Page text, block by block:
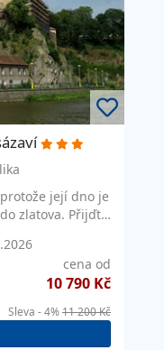
její dno je
zlatova. Přijďte
cena od
10 790 Kč
Sleva - 4%11 200 Kč